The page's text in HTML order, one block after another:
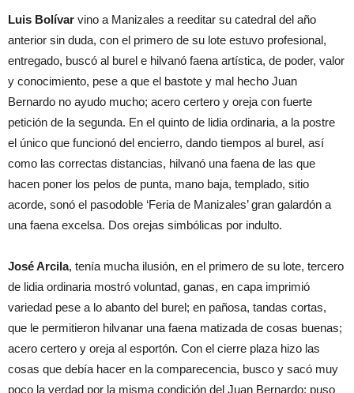
Luis Bolívar vino a Manizales a reeditar su catedral del año
anterior sin duda, con el primero de su lote estuvo profesional,
entregado, buscó al burel e hilvanó faena artística, de poder, valor
y conocimiento, pese a que el bastote y mal hecho Juan
Bernardo no ayudo mucho; acero certero y oreja con fuerte
petición de la segunda. En el quinto de lidia ordinaria, a la postre
el único que funcionó del encierro, dando tiempos al burel, así
como las correctas distancias, hilvanó una faena de las que
hacen poner los pelos de punta, mano baja, templado, sitio
acorde, sonó el pasodoble ‘Feria de Manizales’ gran galardón a
una faena excelsa. Dos orejas simbólicas por indulto.
José Arcila, tenía mucha ilusión, en el primero de su lote, tercero
de lidia ordinaria mostró voluntad, ganas, en capa imprimió
variedad pese a lo abanto del burel; en pañosa, tandas cortas,
que le permitieron hilvanar una faena matizada de cosas buenas;
acero certero y oreja al esportón. Con el cierre plaza hizo las
cosas que debía hacer en la comparecencia, busco y sacó muy
poco la verdad por la misma condición del Juan Bernardo; puso